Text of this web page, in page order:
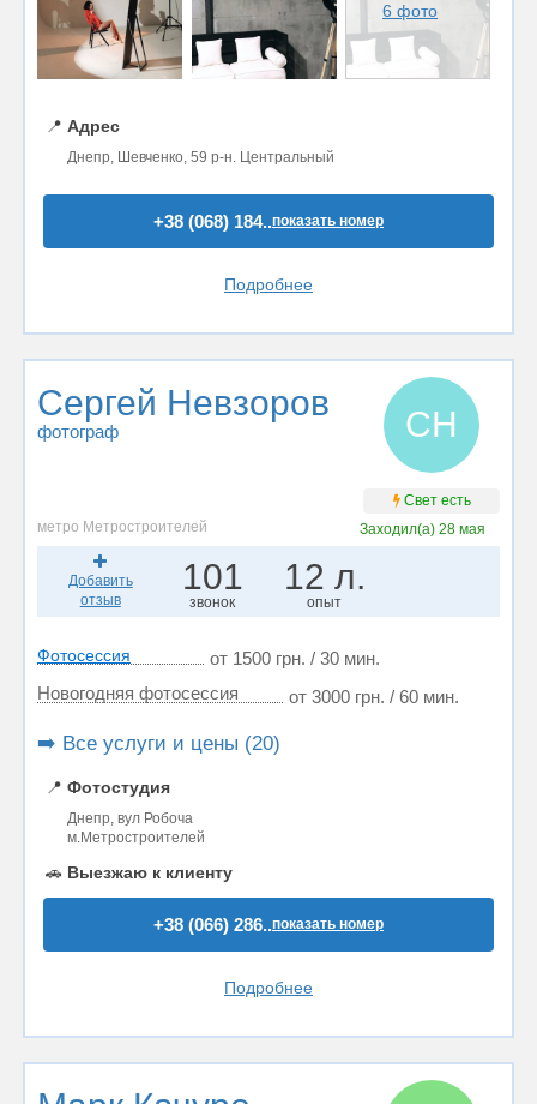
6 фото
📍 Адрес
Днепр, Шевченко, 59 р-н. Центральный
+38 (068) 184..показать номер
Подробнее
Сергей Невзоров
фотограф СН
Свет есть
метро Метростроителей
Заходил(а)28 мая
Добавить
отзыв
101
звонок
12 л.
опыт
Фотосессия
от 1500 грн. / 30 мин.
Новогодняя фотосессия
от 3000 грн. / 60 мин.
➡️ Все услуги и цены (20)
📍 Фотостудия
Днепр, вул Робоча
м.Метростроителей
🚗 Выезжаю к клиенту
+38 (066) 286..показать номер
Подробнее